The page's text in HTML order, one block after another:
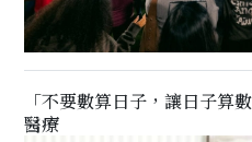
「不要數算日子，讓日子算
醫療